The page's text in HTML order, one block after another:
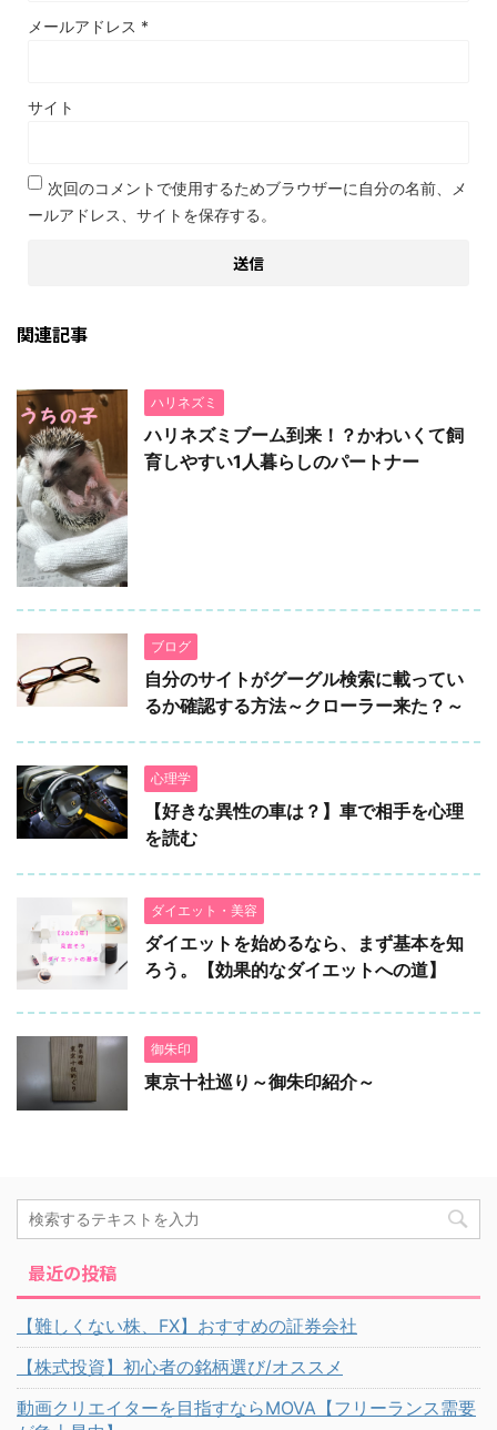
メールアドレス *
サイト
次回のコメントで使用するためブラウザーに自分の名前、メ
ールアドレス、サイトを保存する。
関連記事
ハリネズミ
ハリネズミブーム到来！？かわいくて飼
育しやすい1人暮らしのパートナー
ブログ
自分のサイトがグーグル検索に載ってい
るか確認する方法～クローラー来た？～
心理学
【好きな異性の車は？】車で相手を心理
を読む
ダイエット・美容
ダイエットを始めるなら、まず基本を知
ろう。【効果的なダイエットへの道】
御朱印
東京十社巡り～御朱印紹介～
最近の投稿
【難しくない株、FX】おすすめの証券会社
【株式投資】初心者の銘柄選び/オススメ
動画クリエイターを目指すならMOVA【フリーランス需要